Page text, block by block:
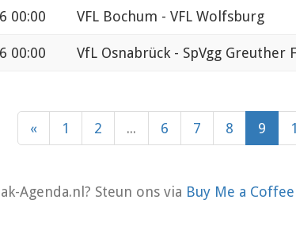
00:00 VFL Bochum - VFL Wolfsburg
00:00 VfL Osnabrück - SpVgg Greuther
« 1 2 ... 6 7 8 9
Agenda.nl? Steun ons via Buy Me a Coffee